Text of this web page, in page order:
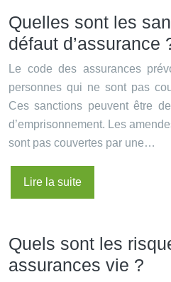
Quelles sont les
défaut d’assurance
Le code des assurances
personnes qui ne sont pas
Ces sanctions peuvent être
d’emprisonnement. Les
sont pas couvertes par une…
Lire la suite
Quels sont les
assurances vie ?